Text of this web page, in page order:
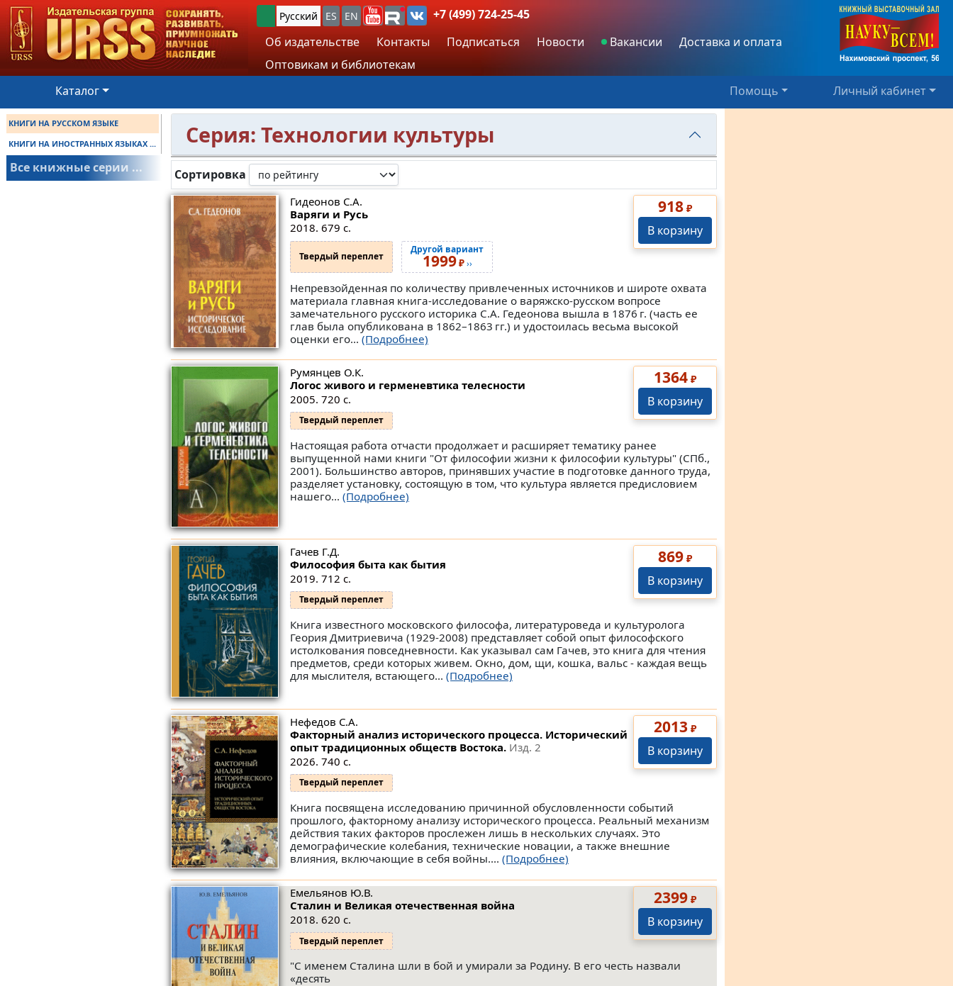
Русский ES EN
+7 (499) 724-25-45
Об издательстве
Контакты Подписаться Новости Вакансии
Доставка и оплата
Оптовикам и библиотекам
Каталог
Помощь Личный кабинет
КНИГИ НА РУССКОМ ЯЗЫКЕ
КНИГИ НА ИНОСТРАННЫХ ЯЗЫКАХ ...
Все книжные серии ...
Серия: Технологии культуры
Сортировка
918 ₽
В корзину
Гидеонов С.А.
Варяги и Русь
2018. 679 с.
Твердый переплет
Другой вариант
1999₽››
Непревзойденная по количеству привлеченных источников и широте охвата
материала главная книга-исследование о варяжско-русском вопросе
замечательного русского историка С.А. Гедеонова вышла в 1876 г. (часть ее
глав была опуб­ликована в 1862–1863 гг.) и удостоилась весьма высокой
оценки его... (Подробнее)
1364 ₽
В корзину
Румянцев О.К.
Логос живого и герменевтика телесности
2005. 720 с.
Твердый переплет
Настоящая работа отчасти продолжает и расширяет тематику ранее
выпущенной нами книги "От философии жизни к философии культуры" (СПб.,
2001). Большинство авторов, принявших участие в подготовке данного труда,
разделяет установку, состоящую в том, что культура является предисловием
нашего... (Подробнее)
869 ₽
В корзину
Гачев Г.Д.
Философия быта как бытия
2019. 712 с.
Твердый переплет
Книга известного московского философа, литературоведа и культуролога
Геория Дмитриевича (1929-2008) представляет собой опыт философского
истолкования повседневности. Как указывал сам Гачев, это книга для чтения
предметов, среди которых живем. Окно, дом, щи, кошка, вальс - каждая вещь
для мыслителя, встающего... (Подробнее)
2013 ₽
В корзину
Нефедов С.А.
Факторный анализ исторического процесса. Исторический
опыт традиционных обществ Востока. Изд. 2
2026. 740 с.
Твердый переплет
Книга посвящена исследованию причинной обусловленности событий
прошлого, факторному анализу исторического процесса. Реальный механизм
действия таких факторов прослежен лишь в нескольких случаях. Это
демографические колебания, технические новации, а также внешние
влияния, включающие в себя войны.... (Подробнее)
2399 ₽
В корзину
Емельянов Ю.В.
Сталин и Великая отечественная война
2018. 620 с.
Твердый переплет
"С именем Сталина шли в бой и умирали за Родину. В его честь назвали
«десять